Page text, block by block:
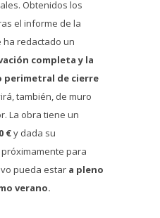
Obtenidos los
el informe de la
ha redactado un
completa y la
perimetral de cierre
también, de muro
La obra tiene un
€y dada su
para
pueda estar a pleno
verano.